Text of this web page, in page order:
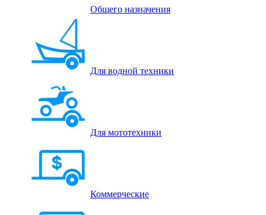
Общего назначения
Для водной техники
Для мототехники
Коммерческие